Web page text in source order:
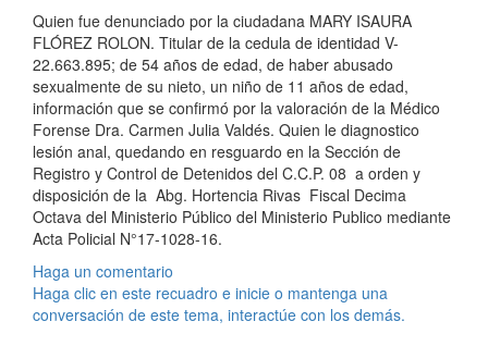
Quien fue denunciado por la ciudadana MARY ISAURA
FLÓREZ ROLON. Titular de la cedula de identidad V-
22.663.895; de 54 años de edad, de haber abusado
sexualmente de su nieto, un niño de 11 años de edad,
información que se confirmó por la valoración de la Médico
Forense Dra. Carmen Julia Valdés. Quien le diagnostico
lesión anal, quedando en resguardo en la Sección de
Registro y Control de Detenidos del C.C.P. 08 a orden y
disposición de la Abg. Hortencia Rivas Fiscal Decima
Octava del Ministerio Público del Ministerio Publico mediante
Acta Policial N°17-1028-16.
Haga un comentario
Haga clic en este recuadro e inicie o mantenga una
conversación de este tema, interactúe con los demás.